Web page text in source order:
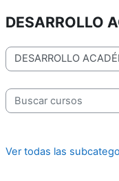
DESARROLLO
Categorías
Buscar cursos
Ver todas las